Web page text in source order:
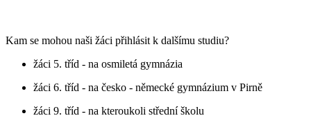
Kam se mohou naši žáci přihlásit k dalšímu studiu?
žáci 5. tříd - na osmiletá gymnázia
žáci 6. tříd - na česko - německé gymnázium v Pirně
žáci 9. tříd - na kteroukoli střední školu